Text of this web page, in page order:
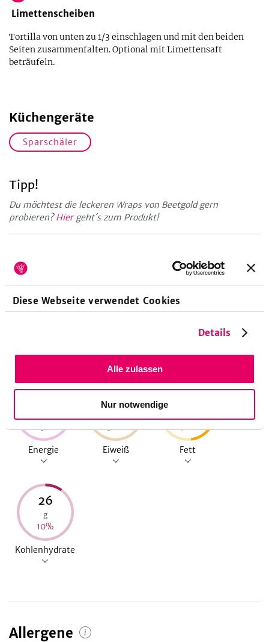
Diese Webseite verwendet Cookies
Details
Alle zulassen
Nur notwendige
Limettenscheiben
Tortilla von unten zu 1/3 einschlagen und mit den beiden
Seiten zusammenfalten. Optional mit Limettensaft
beträufeln.
Küchengeräte
Sparschäler
Tipp!
Du möchtest die leckeren Wraps von Beetgold gern
probieren?Hiergeht´s zum Produkt!
Zubereitungsdauer
Nährwerte pro Portion
25%
Energie
16
32%
Eiweiß
48%
Fett
26
g
10%
Kohlenhydrate
Allergene